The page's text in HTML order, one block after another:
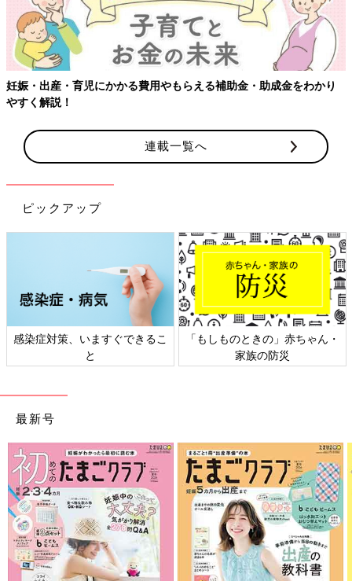
妊娠・出産・育児にかかる費用やもらえる補助金・助成金をわかり
やすく解説！
連載一覧へ
ピックアップ
感染症対策、いますぐできるこ
と
「もしものときの」赤ちゃん・
家族の防災
最新号